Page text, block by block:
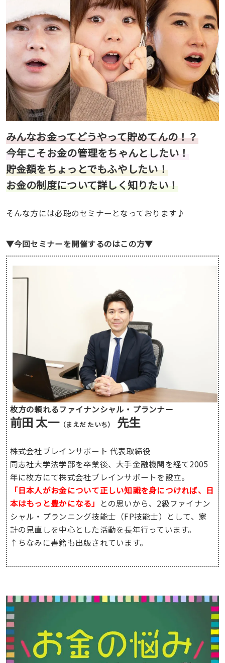
みんなお金ってどうやって貯めてんの！？
今年こそお金の管理をちゃんとしたい！
貯金額をちょっとでもふやしたい！
お金の制度について詳しく知りたい！
そんな方には必聴のセミナーとなっております♪
▼今回セミナーを開催するのはこの方▼
枚方の頼れるファイナンシャル・プランナー
前田 太一（まえだ たいち） 先生
株式会社ブレインサポート 代表取締役
同志社大学法学部を卒業後、大手金融機関を経て2005
年に枚方にて株式会社ブレインサポートを設立。
「日本人がお金について正しい知識を身につければ、日
本はもっと豊かになる」
との思いから、2級ファイナン
シャル・プランニング技能士（FP技能士）として、家
計の見直しを中心とした活動を長年行っています。
↑ちなみに書籍も出版されています。